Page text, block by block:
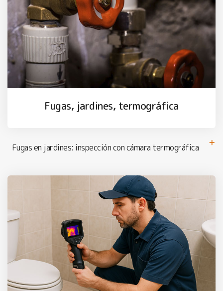
Fugas, jardines, termográfica
Fugas en jardines: inspección con cámara termográfica